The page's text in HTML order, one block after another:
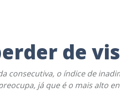
de
consecutiva, o índice de
já que é o mais alto